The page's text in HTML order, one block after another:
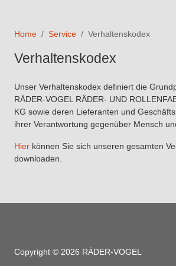
Home Service Verhaltenskodex
Verhaltenskodex
Unser Verhaltenskodex definiert die
RÄDER-VOGEL RÄDER- UND
KG sowie deren Lieferanten und
ihrer Verantwortung gegenüber Mensch
Hier können Sie sich unseren gesamten
downloaden.
Copyright © 2026 RÄDER-VOGEL